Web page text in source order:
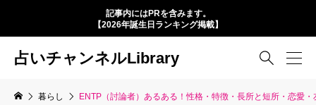
記事内にはPRを含みます。
【2026年誕生日ランキング掲載】
占いチャンネルLibrary 
暮らし ENTP（討論者）あるある！性格・特徴・長所と短所・恋愛